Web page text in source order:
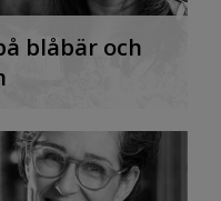
blåbär och